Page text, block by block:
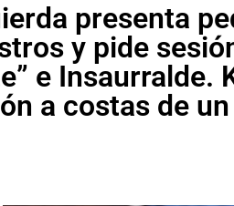
presenta
y pide
e Insaurralde.
a costas de